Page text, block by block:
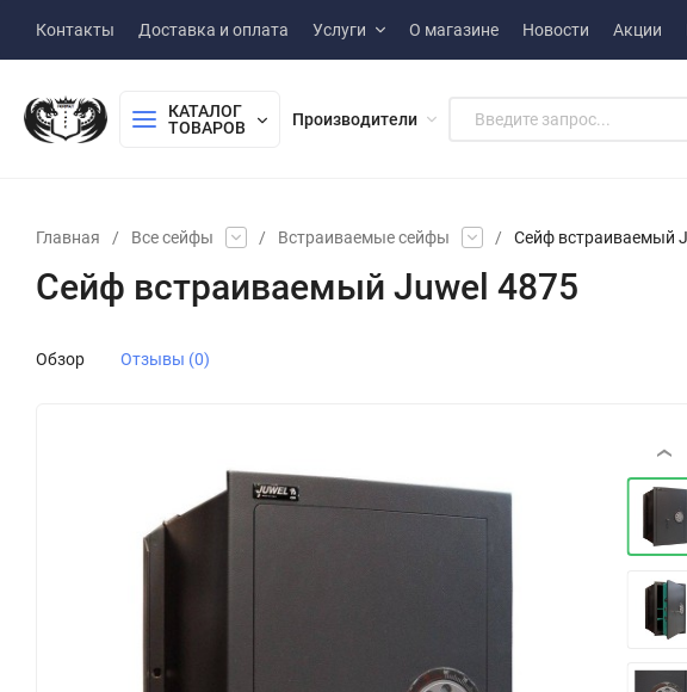
Контакты Доставка и оплата Услуги О магазине Новости Акции
КАТАЛОГ
ТОВАРОВ
Производители
Главная / Все сейфы / Встраиваемые сейфы / Сейф встраиваемый
Сейф встраиваемый Juwel 4875
Обзор Отзывы (0)
‹